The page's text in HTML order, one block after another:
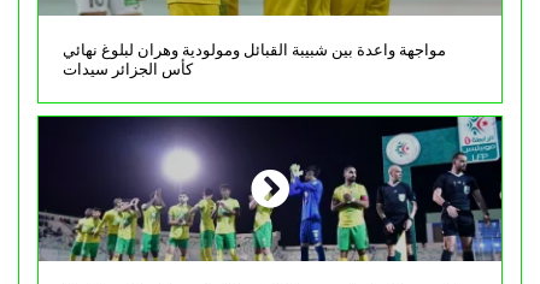
مواجهة واعدة بين شبيبة القبائل ومولودية وهران لبلوغ نهائي
كأس الجزائر سيدات